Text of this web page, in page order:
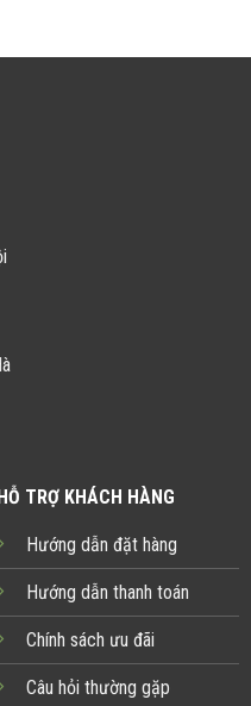
HỖ TRỢ KHÁCH HÀNG
Hướng dẫn đặt hàng
Hướng dẫn thanh toán
Chính sách ưu đãi
Câu hỏi thường gặp